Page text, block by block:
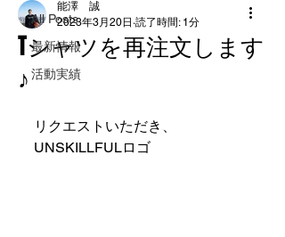
All Posts
最新情報
活動実績
Tシャツを再注文します
♪
能澤 誠
2023年3月20日 読了時間: 1分
リクエストいただき、
UNSKILLFULロゴ